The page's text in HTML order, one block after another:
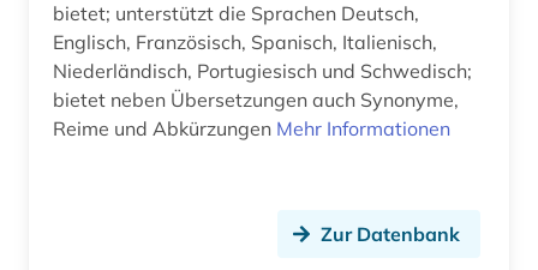
bietet; unterstützt die Sprachen Deutsch,
Englisch, Französisch, Spanisch, Italienisch,
Niederländisch, Portugiesisch und Schwedisch;
bietet neben Übersetzungen auch Synonyme,
Reime und Abkürzungen Mehr Informationen
Zur Datenbank